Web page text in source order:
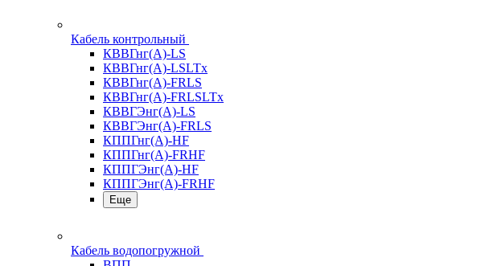
Кабель контрольный
КВВГнг(А)-LS
КВВГнг(А)-LSLTx
КВВГнг(А)-FRLS
КВВГнг(А)-FRLSLTx
КВВГЭнг(А)-LS
КВВГЭнг(А)-FRLS
КППГнг(А)-HF
КППГнг(А)-FRHF
КППГЭнг(А)-HF
КППГЭнг(А)-FRHF
Еще
Кабель водопогружной